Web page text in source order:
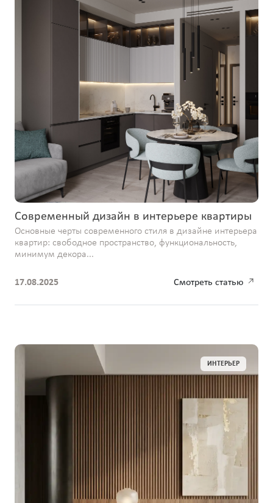
Современный дизайн в интерьере квартиры
Основные черты современного стиля в дизайне интерьера
квартир: свободное пространство, функциональность,
минимум декора...
17.08.2025 Смотреть статью
ИНТЕРЬЕР